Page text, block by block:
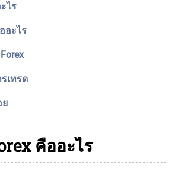
ไร
อะไร
เทรด
คืออะไร